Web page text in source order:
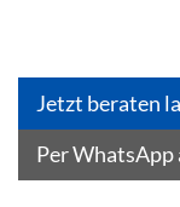
Jetzt beraten
Per WhatsApp